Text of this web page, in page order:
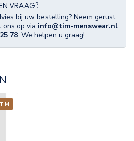
VRAAG?
bij uw bestelling? Neem gerust
op via info@tim-menswear.nl
78. We helpen u graag!
M